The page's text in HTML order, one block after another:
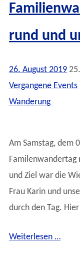
rund und
26. August 2019
Vergangene Events
Wanderung
Am Samstag, dem
Familenwandertag
und Ziel war die
Frau Karin und
durch den Tag.
Weiterlesen …